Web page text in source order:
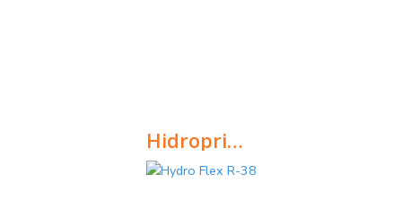
Hidroprime-Stop
Aditivo em pó para hidrofugação de argamassas de alvenaria de reboco feitas em obra.